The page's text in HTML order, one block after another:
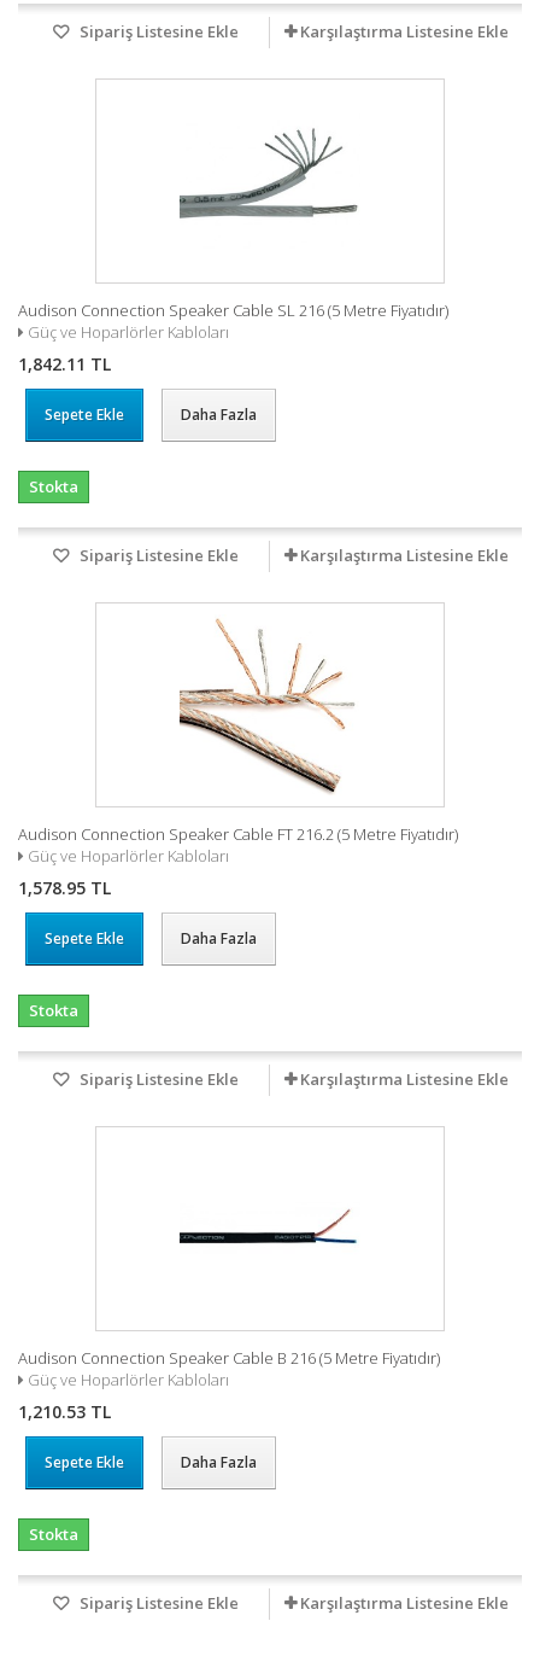
Sipariş Listesine Ekle Karşılaştırma Listesine Ekle
Audison Connection Speaker Cable SL 216 (5 Metre Fiyatıdır)
Güç ve Hoparlörler Kabloları
1,842.11 TL
Sepete Ekle Daha Fazla
Stokta
Sipariş Listesine Ekle Karşılaştırma Listesine Ekle
Audison Connection Speaker Cable FT 216.2 (5 Metre Fiyatıdır)
Güç ve Hoparlörler Kabloları
1,578.95 TL
Sepete Ekle Daha Fazla
Stokta
Sipariş Listesine Ekle Karşılaştırma Listesine Ekle
Audison Connection Speaker Cable B 216 (5 Metre Fiyatıdır)
Güç ve Hoparlörler Kabloları
1,210.53 TL
Sepete Ekle Daha Fazla
Stokta
Sipariş Listesine Ekle Karşılaştırma Listesine Ekle